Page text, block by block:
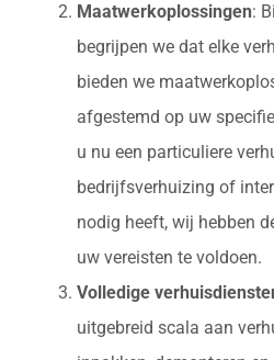
Maatwerkoplossingen:
begrijpen we dat elke
bieden we
afgestemd op uw
u nu een particuliere
bedrijfsverhuizing of
nodig heeft, wij hebben
uw vereisten te voldoen.
Volledige
uitgebreid scala aan